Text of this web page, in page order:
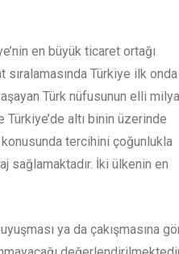
en büyük ticaret ortağı
sıralamasında Türkiye ilk
Türk nüfusunun elli
altı binin üzerinde
tercihini çoğunlukla
sağlamaktadır. İki ülkenin en
ya da çakışmasına